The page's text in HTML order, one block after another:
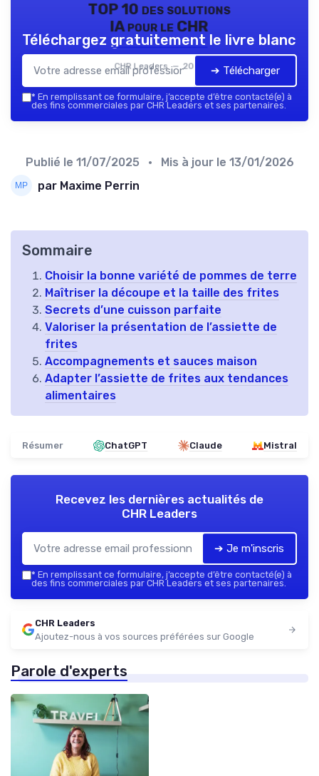
TOP 10 des solutions
IA pour le CHR
CHR Leaders — 2026
Téléchargez gratuitement le livre blanc
➔ Télécharger
* En remplissant ce formulaire, j’accepte d’être contacté(e) à
des fins commerciales par CHR Leaders et ses partenaires.
Publié le 11/07/2025 • Mis à jour le 13/01/2026
par Maxime Perrin
Sommaire
Choisir la bonne variété de pommes de terre
Maîtriser la découpe et la taille des frites
Secrets d’une cuisson parfaite
Valoriser la présentation de l’assiette de
frites
Accompagnements et sauces maison
Adapter l’assiette de frites aux tendances
alimentaires
Résumer ChatGPT Claude Mistral
Recevez les dernières actualités de
CHR Leaders
➔ Je m'inscris
* En remplissant ce formulaire, j’accepte d’être contacté(e) à
des fins commerciales par CHR Leaders et ses partenaires.
CHR Leaders
Ajoutez-nous à vos sources préférées sur Google
Parole d'experts